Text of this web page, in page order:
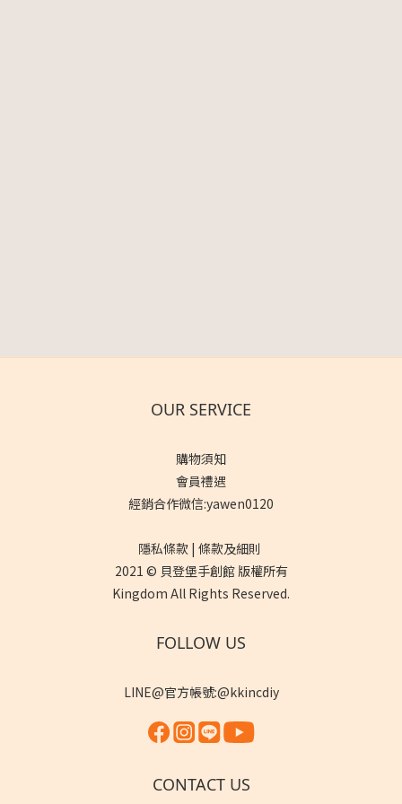
OUR SERVICE
購物須知
會員禮遇
經銷合作微信:yawen0120
隱私條款 | 條款及細則
2021 © 貝登堡手創館 版權所有
Kingdom All Rights Reserved.
FOLLOW US
LINE@官方帳號:@kkincdiy
CONTACT US